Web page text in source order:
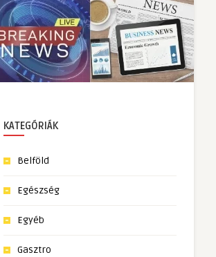
KATEGÓRIÁK
Belföld
Egészség
Egyéb
Gasztro